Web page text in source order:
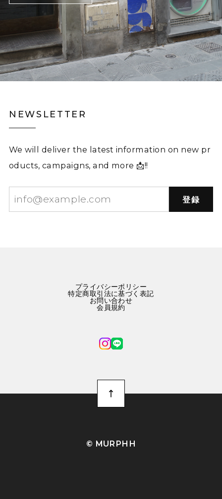
NEWSLETTER
We will deliver the latest information on new pr
oducts, campaigns, and more 📩!!
登録
プライバシーポリシー
特定商取引法に基づく表記
お問い合わせ
会員規約
©︎ MURPHH